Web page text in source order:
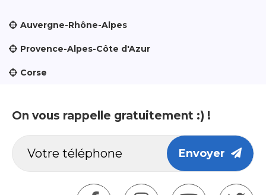
Auvergne-Rhône-Alpes
Provence-Alpes-Côte d'Azur
Corse
On vous rappelle gratuitement :) !
Envoyer